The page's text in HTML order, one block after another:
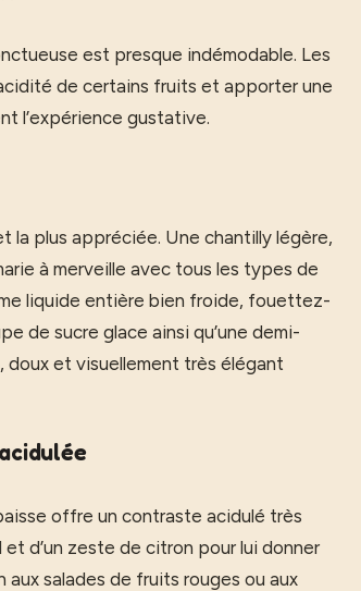
est presque indémodable. Les
de certains fruits et apporter une
l’expérience gustative.
la plus appréciée. Une chantilly légère,
à merveille avec tous les types de
liquide entière bien froide, fouettez-
de sucre glace ainsi qu’une demi-
doux et visuellement très élégant
offre un contraste acidulé très
et d’un zeste de citron pour lui donner
salades de fruits rouges ou aux